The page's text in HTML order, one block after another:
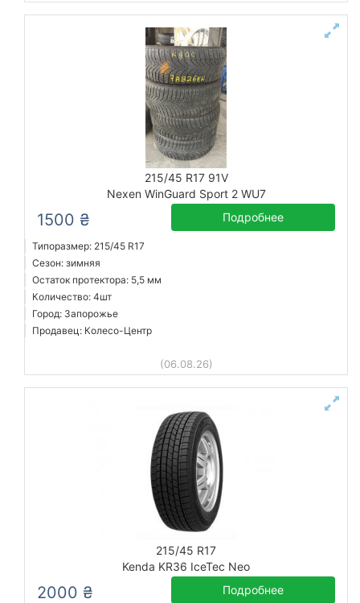
215/45 R17 91V
Nexen WinGuard Sport 2 WU7
1500 ₴ Подробнее
Типоразмер: 215/45 R17
Сезон: зимняя
Остаток протектора: 5,5 мм
Количество: 4шт
Город: Запорожье
Продавец: Колесо-Центр
(06.08.26)
215/45 R17
Kenda KR36 IceTec Neo
2000 ₴ Подробнее